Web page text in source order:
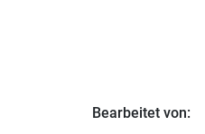
Bearbeitet von: